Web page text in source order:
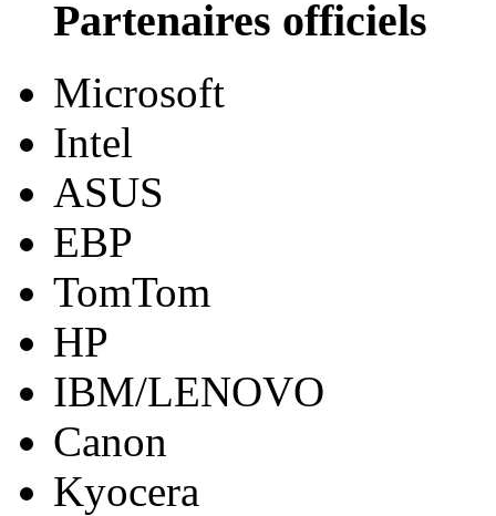
Partenaires officiels
Microsoft
Intel
ASUS
EBP
TomTom
HP
IBM/LENOVO
Canon
Kyocera